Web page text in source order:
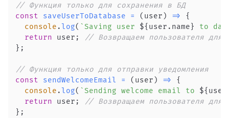
// Функция только для сохранения в БД
const
saveUserToDatabase = ( user ) =>
{
console .log( ` Saving user ${ user . name}
to
return user ;
// Возвращаем пользователя для
} ;
// Функция только для отправки уведомления
const
sendWelcomeEmail = ( user ) =>
{
console .log( ` Sending welcome email to ${ user
return user ;
// Возвращаем пользователя для
} ;